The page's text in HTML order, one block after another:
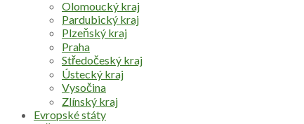
Olomoucký kraj
Pardubický kraj
Plzeňský kraj
Praha
Středočeský kraj
Ústecký kraj
Vysočina
Zlínský kraj
Evropské státy